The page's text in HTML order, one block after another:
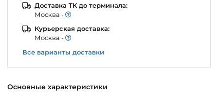
Основные характеристики
Доставка ТК до терминала:
Моcква -
Курьерская доставка:
Моcква -
Все варианты доставки